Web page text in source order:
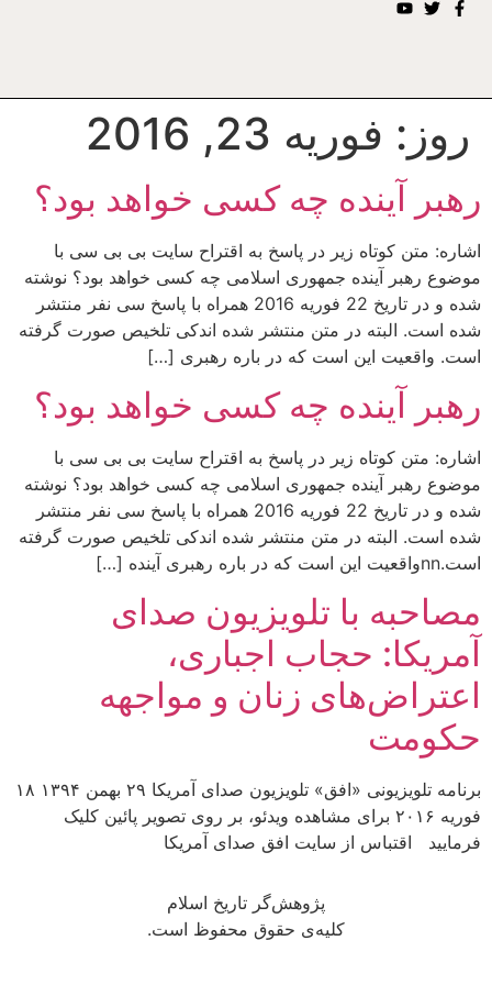
روز: فوریه 23, 2016
رهبر آینده چه کسی خواهد بود؟
اشاره: متن کوتاه زیر در پاسخ به اقتراح سایت بی بی سی با
موضوع رهبر آینده جمهوری اسلامی چه کسی خواهد بود؟ نوشته
شده و در تاریخ 22 فوریه 2016 همراه با پاسخ سی نفر منتشر
شده است. البته در متن منتشر شده اندکی تلخیص صورت گرفته
است. واقعیت این است که در باره رهبری […]
رهبر آینده چه کسی خواهد بود؟
اشاره: متن کوتاه زیر در پاسخ به اقتراح سایت بی بی سی با
موضوع رهبر آینده جمهوری اسلامی چه کسی خواهد بود؟ نوشته
شده و در تاریخ 22 فوریه 2016 همراه با پاسخ سی نفر منتشر
شده است. البته در متن منتشر شده اندکی تلخیص صورت گرفته
است.nnواقعیت این است که در باره رهبری آینده […]
مصاحبه با تلویزیون صدای
آمریکا: حجاب اجباری،
اعتراض‌های زنان و مواجهه
حکومت
برنامه تلویزیونی «افق» تلویزیون صدای آمریکا ۲۹ بهمن ۱۳۹۴ ۱۸
فوريه ۲۰۱۶ براى مشاهده ویدئو، بر روى تصویر پائین کلیک
فرمایید اقتباس از سايت افق صداى آمريكا
پژوهش‌گر تاریخ اسلام
کلیه‌ی حقوق محفوظ است.